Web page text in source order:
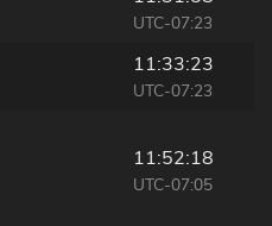
UTC-07:23
11:33:23
UTC-07:23
11:52:18
UTC-07:05